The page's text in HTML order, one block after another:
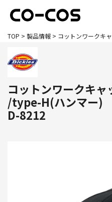
TOP > 製品情報 > コットンワークキ
コットンワークキャ
/type-H(ハンマー)
D-8212